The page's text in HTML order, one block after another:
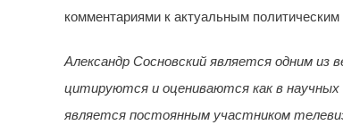
комментариями к актуальным
Александр Сосновский является одним
цитируются и оцениваются как в научных
является постоянным участником